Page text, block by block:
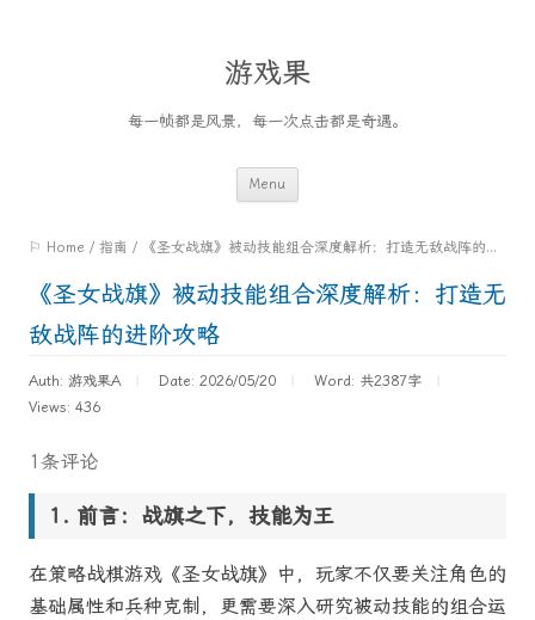
游戏果
每一帧都是风景，每一次点击都是奇遇。
Menu
content
⚐ Home / 指南 / 《圣女战旗》被动技能组合深度解析：打造无敌战阵的进阶攻略
《圣女战旗》被动技能组合深度解析：打造无
敌战阵的进阶攻略
Auth: 游戏果A Date: 2026/05/20 Word: 共2387字
Views: 436
1条评论
前言：战旗之下，技能为王
在策略战棋游戏《圣女战旗》中，玩家不仅要关注角色的
基础属性和兵种克制，更需要深入研究被动技能的组合运